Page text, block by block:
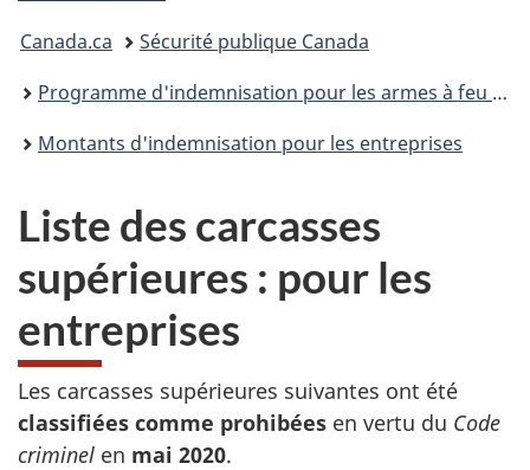
Vous
êtes
ici :
Canada.ca
Sécurité publique Canada
Programme d'indemnisation pour les armes à feu de style arme d'assaut
Montants d'indemnisation pour les entreprises
Liste des carcasses
supérieures : pour les
entreprises
Les carcasses supérieures suivantes ont été
classifiées comme prohibées en vertu du Code
criminel en mai 2020.